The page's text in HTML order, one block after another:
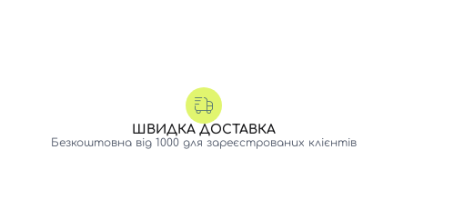
ШВИДКА ДОСТАВКА
Безкоштовна від 1000 для зареєстрованих клієнтів